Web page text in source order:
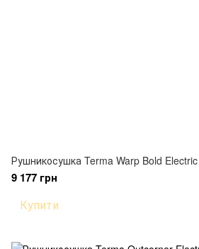
Рушникосушка Terma Warp Bold Electric
9 177 грн
Купити